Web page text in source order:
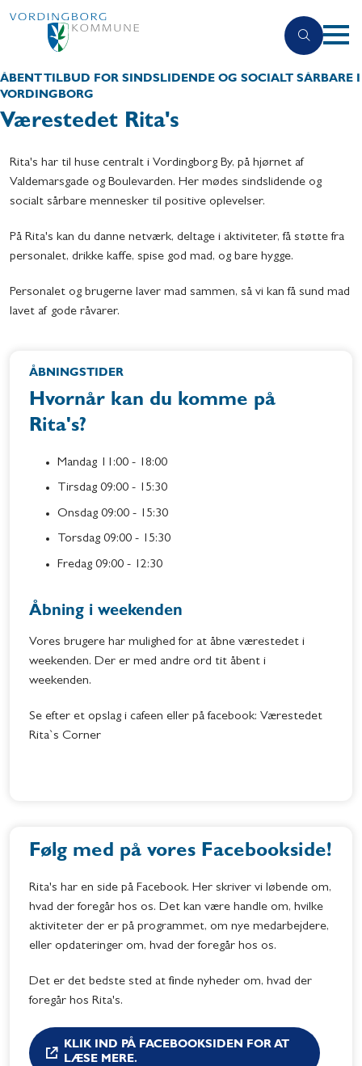
ÅBENT TILBUD FOR SINDSLIDENDE OG SOCIALT SÅRBARE I
VORDINGBORG
Værestedet Rita's
Rita's har til huse centralt i Vordingborg By, på hjørnet af
Valdemarsgade og Boulevarden. Her mødes sindslidende og
socialt sårbare mennesker til positive oplevelser.
På Rita's kan du danne netværk, deltage i aktiviteter, få støtte fra
personalet, drikke kaffe, spise god mad, og bare hygge.
Personalet og brugerne laver mad sammen, så vi kan få sund mad
lavet af gode råvarer.
ÅBNINGSTIDER
Hvornår kan du komme på
Rita's?
Mandag 11:00 - 18:00
Tirsdag 09:00 - 15:30
Onsdag 09:00 - 15:30
Torsdag 09:00 - 15:30
Fredag 09:00 - 12:30
Åbning i weekenden
Vores brugere har mulighed for at åbne værestedet i
weekenden. Der er med andre ord tit åbent i
weekenden.
Se efter et opslag i cafeen eller på facebook: Værestedet
Rita`s Corner
Følg med på vores Facebookside!
Rita's har en side på Facebook. Her skriver vi løbende om,
hvad der foregår hos os. Det kan være handle om, hvilke
aktiviteter der er på programmet, om nye medarbejdere,
eller opdateringer om, hvad der foregår hos os.
Det er det bedste sted at finde nyheder om, hvad der
foregår hos Rita's.
KLIK IND PÅ FACEBOOKSIDEN FOR AT
LÆSE MERE.